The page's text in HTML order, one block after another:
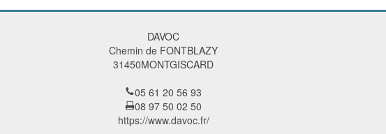
DAVOC
Chemin de FONTBLAZY
31450MONTGISCARD
05 61 20 56 93
08 97 50 02 50
https://www.davoc.fr/